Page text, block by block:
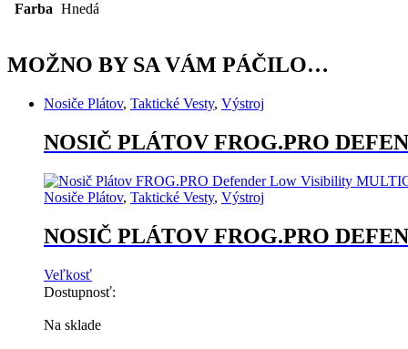
Farba Hnedá
MOŽNO BY SA VÁM PÁČILO…
Nosiče Plátov, Taktické Vesty, Výstroj
NOSIČ PLÁTOV FROG.PRO
Nosiče Plátov, Taktické Vesty, Výstroj
NOSIČ PLÁTOV FROG.PRO
Veľkosť
Dostupnosť:
Na sklade